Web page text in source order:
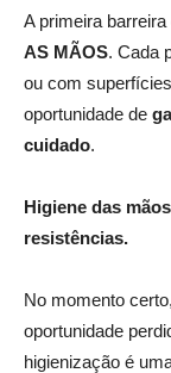
A primeira
AS MÃOS. Cada
ou com
oportunidade de
cuidado.
Higiene das
resistências.
No momento
oportunidade
higienização é